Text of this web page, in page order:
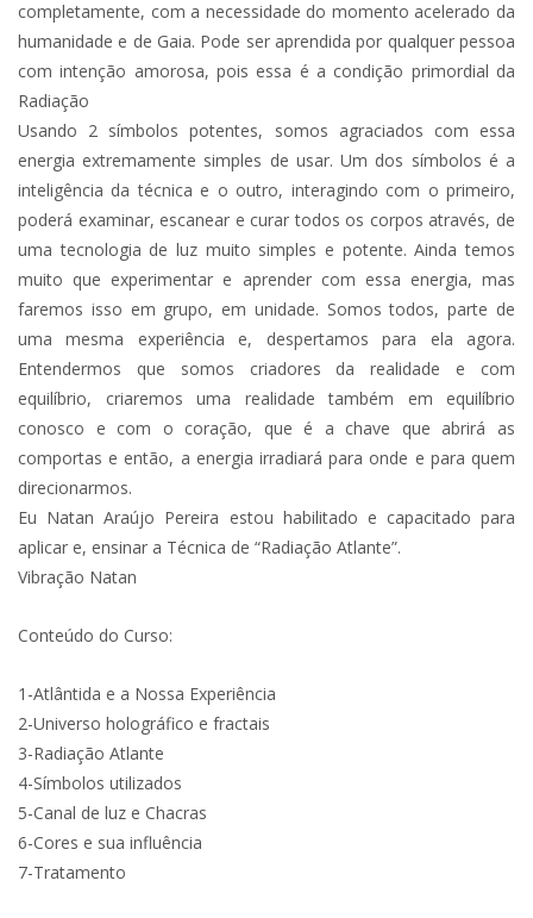
completamente, com a necessidade do momento acelerado da
humanidade e de Gaia. Pode ser aprendida por qualquer pessoa
com intenção amorosa, pois essa é a condição primordial da
Radiação
Usando 2 símbolos potentes, somos agraciados com essa
energia extremamente simples de usar. Um dos símbolos é a
inteligência da técnica e o outro, interagindo com o primeiro,
poderá examinar, escanear e curar todos os corpos através, de
uma tecnologia de luz muito simples e potente. Ainda temos
muito que experimentar e aprender com essa energia, mas
faremos isso em grupo, em unidade. Somos todos, parte de
uma mesma experiência e, despertamos para ela agora.
Entendermos que somos criadores da realidade e com
equilíbrio, criaremos uma realidade também em equilíbrio
conosco e com o coração, que é a chave que abrirá as
comportas e então, a energia irradiará para onde e para quem
direcionarmos.
Eu Natan Araújo Pereira estou habilitado e capacitado para
aplicar e, ensinar a Técnica de “Radiação Atlante”.
Vibração Natan
Conteúdo do Curso:
1-Atlântida e a Nossa Experiência
2-Universo holográfico e fractais
3-Radiação Atlante
4-Símbolos utilizados
5-Canal de luz e Chacras
6-Cores e sua influência
7-Tratamento